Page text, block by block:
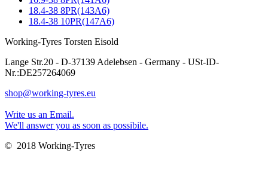
18.4-38 8PR(143A6)
18.4-38 10PR(147A6)
Working-Tyres Torsten Eisold
Lange Str.20 - D-37139 Adelebsen - Germany - USt-ID-
Nr.:DE257264069
shop@working-tyres.eu
Write us an Email.
We'll answer you as soon as possibile.
© 2018 Working-Tyres